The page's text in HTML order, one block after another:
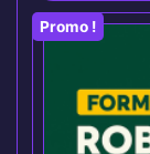
Promo !